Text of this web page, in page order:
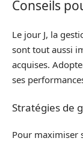
Conseils
Le jour J, la
sont tout aussi
acquises.
ses
Stratégies de
Pour maximiser